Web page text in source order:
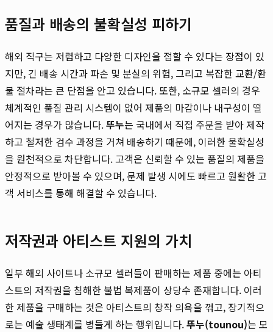
품질과 배송의 불확실성 피하기
해외 직구는 저렴하고 다양한 디자인을 접할 수 있다는 장점이 있
지만, 긴 배송 시간과 파손 및 분실의 위험, 그리고 복잡한 교환/환
불 절차라는 큰 단점을 안고 있습니다. 또한, 소규모 셀러의 경우
체계적인 품질 관리 시스템이 없어 제품의 마감이나 내구성이 떨
어지는 경우가 많습니다.뚜누는 국내에서 직접 주문을 받아 제작
하고 철저한 검수 과정을 거쳐 배송하기 때문에, 이러한 불확실성
을 원천적으로 차단합니다. 고객은 신뢰할 수 있는 품질의 제품을
안정적으로 받아볼 수 있으며, 문제 발생 시에도 빠르고 원활한 고
객 서비스를 통해 해결할 수 있습니다.
저작권과 아티스트 지원의 가치
일부 해외 사이트나 소규모 셀러들이 판매하는 제품 중에는 아티
스트의 저작권을 침해한 불법 복제품이 상당수 존재합니다. 이러
한 제품을 구매하는 것은 아티스트의 창작 의욕을 꺾고, 장기적으
로는 예술 생태계를 병들게 하는 행위입니다.뚜누(tounou)는 모